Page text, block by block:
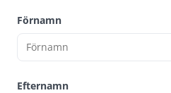
Förnamn
Efternamn